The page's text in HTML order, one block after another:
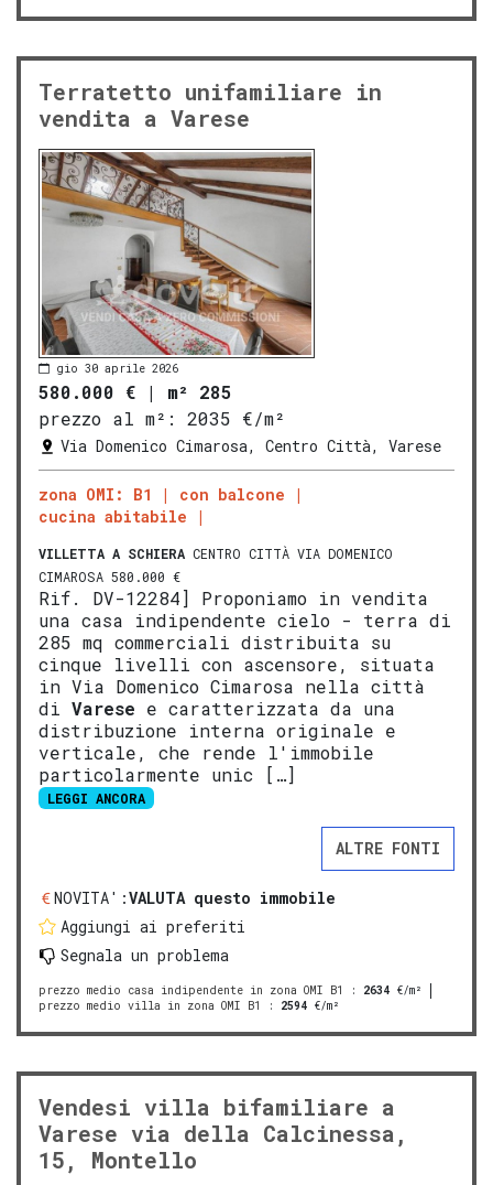
Terratetto unifamiliare in
vendita a Varese
gio 30 aprile 2026
580.000 € | m² 285
prezzo al m²:
2035 €/m²
Via Domenico Cimarosa, Centro Città, Varese
zona OMI: B1
con balcone
cucina abitabile
VILLETTA A SCHIERA CENTRO CITTÀ VIA DOMENICO
CIMAROSA 580.000 €
Rif. DV-12284] Proponiamo in vendita
una casa indipendente cielo - terra di
285 mq commerciali distribuita su
cinque livelli con ascensore, situata
in Via Domenico Cimarosa nella città
di Varese e caratterizzata da una
distribuzione interna originale e
verticale, che rende l'immobile
particolarmente unic […]
LEGGI ANCORA
ALTRE FONTI
NOVITA':VALUTA questo immobile
Aggiungi ai preferiti
Segnala un problema
prezzo medio casa indipendente in zona OMI B1 : 2634 €/m²
prezzo medio villa in zona OMI B1
: 2594 €/m²
Vendesi villa bifamiliare a
Varese via della Calcinessa,
15, Montello